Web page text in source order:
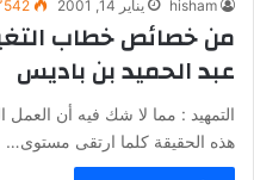
hisham يناير 14, 2001
من خصائص خطاب
عبد الحميد بن باديس
التمهيد : مما لا شك فيه أن العمل
هذه الحقيقة كلما ارتقى مستوى…